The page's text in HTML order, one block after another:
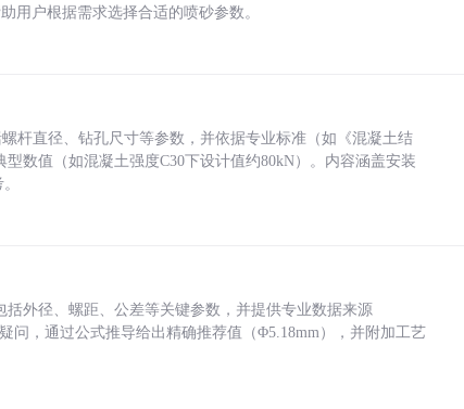
用户根据需求选择合适的喷砂参数。
杆直径、钻孔尺寸等参数，并依据专业标准（如《混凝土结
数值（如混凝土强度C30下设计值约80kN）。内容涵盖安装
外径、螺距、公差等关键参数，并提供专业数据来源
问，通过公式推导给出精确推荐值（Φ5.18mm），并附加工艺